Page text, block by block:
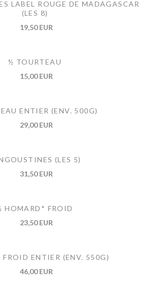
LABEL ROUGE DE MADAGASCAR
(LES 8)
19,50 EUR
½ TOURTEAU
15,00 EUR
ENTIER (ENV. 500G)
29,00 EUR
(LES 5)
31,50 EUR
HOMARD* FROID
23,50 EUR
ENTIER (ENV. 550G)
46,00 EUR